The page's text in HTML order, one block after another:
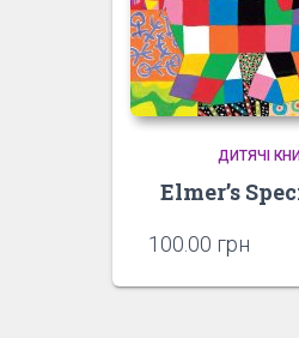
ДИТЯЧІ
Elmer’s
100.00 грн